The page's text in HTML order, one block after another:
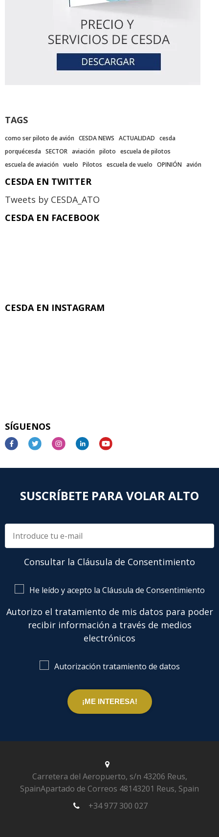
TAGS
como ser piloto de avión CESDA NEWS ACTUALIDAD cesda
porquécesda SECTOR aviación piloto escuela de pilotos
escuela de aviación vuelo Pilotos escuela de vuelo OPINIÓN avión
CESDA EN TWITTER
Tweets by CESDA_ATO
CESDA EN FACEBOOK
CESDA EN INSTAGRAM
SÍGUENOS
SUSCRÍBETE PARA VOLAR ALTO
Consultar la Cláusula de Consentimiento
He leído y acepto la Cláusula de Consentimiento
Autorizo el tratamiento de mis datos para poder
recibir información a través de medios
electrónicos
Autorización tratamiento de datos
Carretera del Aeropuerto, s/n 43206 Reus,
SpainApartado de Correos 48143201 Reus, Spain
+34 977 300 027